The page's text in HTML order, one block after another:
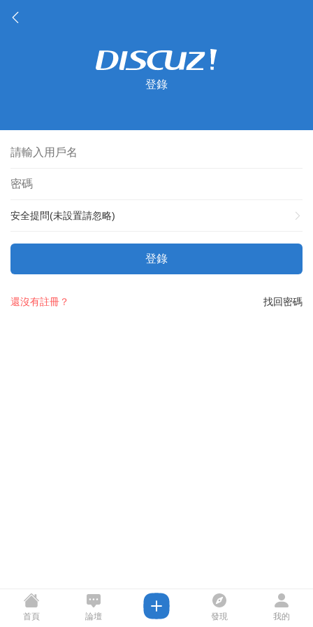
登錄
安全提問(未設置請忽略)
登錄
找回密碼
還沒有註冊？
首頁 論壇 發現 我的